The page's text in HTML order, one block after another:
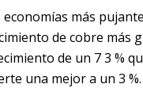
más
de cobre más
de un 7 3 %
una mejor a un 3 %.